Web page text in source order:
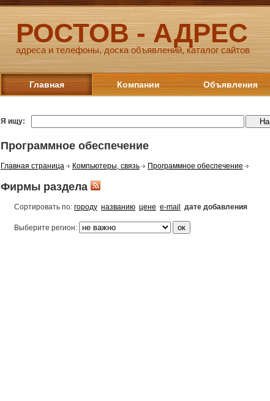
РОСТОВ - АДРЕС
адреса и телефоны, доска объявлений, каталог сайтов
Главная Компании Объявления
Я ищу:
Программное обеспечение
Главная страница Компьютеры, связь Программное обеспечение
Фирмы раздела
Сортировать по: городу названию цене e-mail дате добавления
Выберите регион: